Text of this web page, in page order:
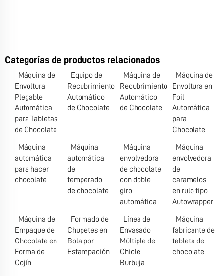
Categorías de productos relacionados
Máquina de
Envoltura
Plegable
Automática
para Tabletas
de Chocolate
Equipo de
Recubrimiento
Automático
de Chocolate
Máquina de
Recubrimiento
Automático
de Chocolate
Máquina de
Envoltura en
Foil
Automática
para
Chocolate
Máquina
automática
para hacer
chocolate
Máquina
automática
de
temperado
de chocolate
Máquina
envolvedora
de chocolate
con doble
giro
automática
Máquina
envolvedora
de
caramelos
en rulo tipo
Autowrapper
Máquina de
Empaque de
Chocolate en
Forma de
Cojín
Formado de
Chupetes en
Bola por
Estampación
Línea de
Envasado
Múltiple de
Chicle
Burbuja
Máquina
fabricante de
tableta de
chocolate